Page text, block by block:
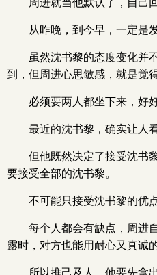
周进就当他默认了，自己
从昨晚，到今早，一定是
虽然沈书黎的态度变化并
到，但周进心思敏感，就是觉
必须要两人都坐下来，好
最近的沈书黎，确实让人
但他既然决定了接受沈书
要接受全部的沈书黎。
不可能只接受沈书黎的优
每个人都会有缺点，周进
露时，对方也能用耐心又真诚
所以推己及人，他要先拿